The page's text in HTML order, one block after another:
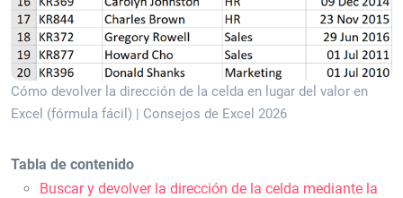
Cómo devolver la dirección de la celda en lugar del valor en
Excel (fórmula fácil) | Consejos de Excel 2026
Tabla de contenido
Buscar y devolver la dirección de la celda mediante la